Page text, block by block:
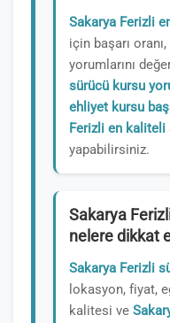
Sakarya Ferizli
için başarı
yorumlarını
sürücü kursu
ehliyet kursu
Ferizli en kaliteli
yapabilirsiniz.
Sakarya
nelere dikkat
Sakarya Ferizli
lokasyon, fiyat,
kalitesi ve